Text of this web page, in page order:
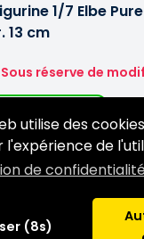
utilise des
l'expérience de
de
(8s)
1/7 Elbe
13 cm
réserve de
prévue:
d'anime